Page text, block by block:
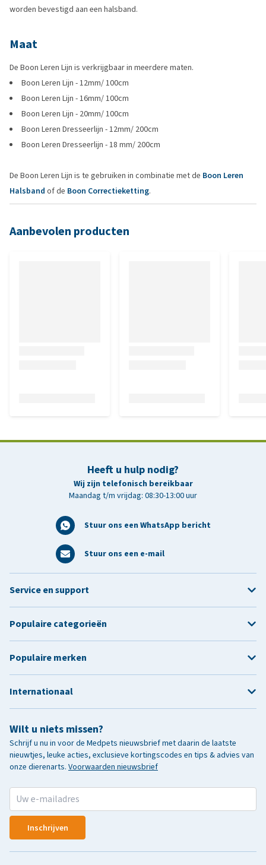
worden bevestigd aan een halsband.
Maat
De Boon Leren Lijn is verkrijgbaar in meerdere maten.
Boon Leren Lijn - 12mm/ 100cm
Boon Leren Lijn - 16mm/ 100cm
Boon Leren Lijn - 20mm/ 100cm
Boon Leren Dresseerlijn - 12mm/ 200cm
Boon Leren Dresseerlijn - 18 mm/ 200cm
De Boon Leren Lijn is te gebruiken in combinatie met de Boon Leren
Halsband of de Boon Correctieketting.
Aanbevolen producten
Heeft u hulp nodig?
Wij zijn telefonisch bereikbaar
Maandag t/m vrijdag: 08:30-13:00 uur
Stuur ons een WhatsApp bericht
Stuur ons een e-mail
Wilt u niets missen?
Schrijf u nu in voor de Medpets nieuwsbrief met daarin de laatste
nieuwtjes, leuke acties, exclusieve kortingscodes en tips & advies van
onze dierenarts. Voorwaarden nieuwsbrief
Inschrijven
Service en support
Populaire categorieën
Populaire merken
Internationaal